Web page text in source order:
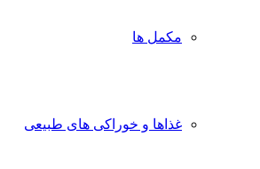
مکمل ها
غذاها و خوراکی های طبیعی